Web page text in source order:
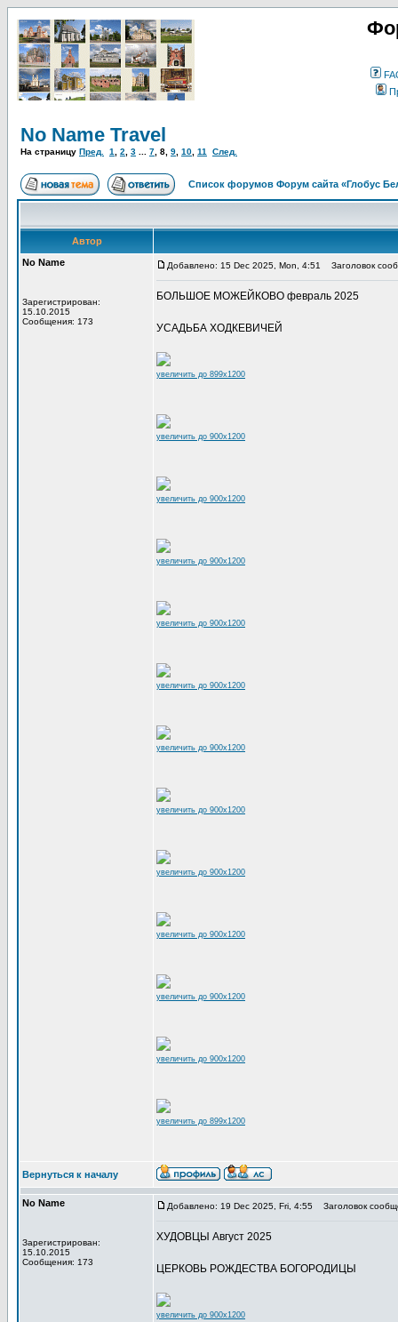
No Name Travel
На страницу Пред. 1 2 3 7 8 9 10 11 След.
Список форумов Форум сайта «Глобус
Автор
No Name
Зарегистрирован:
15.10.2015
Сообщения: 173
Добавлено: 15 Dec 2025, Mon, 4:51 Заголовок
БОЛЬШОЕ МОЖЕЙКОВО февраль 2025
УСАДЬБА ХОДКЕВИЧЕЙ
увеличить до 899x1200
увеличить до 900x1200
увеличить до 900x1200
увеличить до 900x1200
увеличить до 900x1200
увеличить до 900x1200
увеличить до 900x1200
увеличить до 900x1200
увеличить до 900x1200
увеличить до 900x1200
увеличить до 900x1200
увеличить до 900x1200
увеличить до 899x1200
Вернуться к началу
No Name
Зарегистрирован:
15.10.2015
Сообщения: 173
Добавлено: 19 Dec 2025, Fri, 4:55 Заголовок
ХУДОВЦЫ Август 2025
ЦЕРКОВЬ РОЖДЕСТВА БОГОРОДИЦЫ
увеличить до 900x1200